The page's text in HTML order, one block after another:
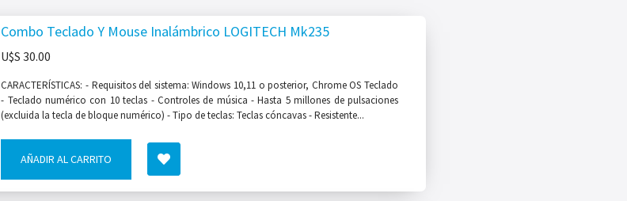
Combo Teclado Y Mouse Inalámbrico LOGITECH Mk235
U$S 30.00
CARACTERÍSTICAS: - Requisitos del sistema: Windows 10,11 o posterior, Chrome OS Teclado
- Teclado numérico con 10 teclas - Controles de música - Hasta 5 millones de pulsaciones
(excluida la tecla de bloque numérico) - Tipo de teclas: Teclas cóncavas - Resistente...
AÑADIR AL CARRITO